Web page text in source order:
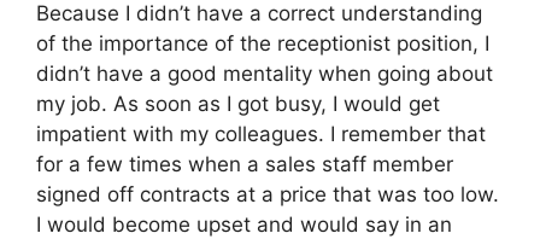
Because I didn’t have a correct understanding
of the importance of the receptionist position, I
didn’t have a good mentality when going about
my job. As soon as I got busy, I would get
impatient with my colleagues. I remember that
for a few times when a sales staff member
signed off contracts at a price that was too low.
I would become upset and would say in an